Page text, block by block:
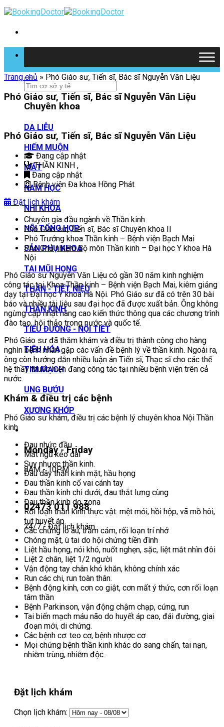
Skip
to
Chuyên khoa
DA LIỄU
HIẾM MUỘN
MẮT
NAM HỌC
NHI KHOA
NỘI TỔNG HỢP
SẢN PHỤ KHOA
TAI MŨI HỌNG
THẬN - TIẾT NIỆU
THẦN KINH
TIỂU ĐƯỜNG - NỘI TIẾT
TIÊU HÓA
TIM MẠCH
UNG BƯỚU
XƯƠNG KHỚP
Monday - Friday
8AM - 10PM
02473 011 988
24/7 - Đặt lịch khám
Trang chủ » Phó Giáo sư, Tiến sĩ, Bác sĩ Nguyễn Văn Liệu
Phó Giáo sư, Tiến sĩ, Bác sĩ Nguyễn Văn Liệu
Phó Giáo sư, Tiến sĩ, Bác sĩ Nguyễn Văn Liệu
Đang cập nhật
THẦN KINH ,
Đang cập nhật
Bệnh viện Đa khoa Hồng Phát
Đặt lịch khám
Chuyên gia đầu ngành về Thần kinh
Phó Giáo sư, Tiến sĩ, Bác sĩ Chuyên khoa II
Phó Trưởng khoa Thần kinh – Bệnh viện Bạch Mai
Phó Chủ nhiệm Bộ môn Thần kinh – Đại học Y khoa Hà
Nội
Phó Giáo sư Nguyễn Văn Liệu có gần 30 năm kinh nghiệm
công tác tại Khoa Thần kinh – Bệnh viện Bạch Mai, kiêm giảng
dạy tại Đại học Y khoa Hà Nội. Phó Giáo sư đã có trên 30 bài
báo và nhiều tài liệu sau đại học đã được xuất bản. Ông không
ngừng cập nhật nâng cao kiến thức thông qua các chương trình
đào tạo, hội thảo trong nước và quốc tế.
Phó Giáo sư đã thăm khám và điều trị thành công cho hàng
nghìn bệnh nhân gặp các vấn đề bệnh lý về thần kinh. Ngoài ra,
ông còn hướng dẫn nhiều luận án Tiến sĩ, Thạc sĩ cho các thế
hệ thầy thuốc hiện đang công tác tại nhiều bệnh viện trên cả
nước.
Khám & điều trị các bệnh
Phó Giáo sư khám, điều trị các bệnh lý chuyên khoa Nội Thần
kinh
Đau nhức đầu
Mất ngủ kéo dài
Suy nhược thần kinh.
Đau dây thần kinh mặt, hầu họng
Đau thần kinh cổ vai cánh tay
Đau thần kinh chi dưới, đau thắt lưng cùng
Đau thần kinh do zona
Rối loạn thần kinh thực vật: mệt mỏi, hồi hộp, vã mồ hôi,
tụt huyết áp
Các chứng lo âu, trầm cảm, rối loạn trí nhớ
Chóng mặt, ù tai do hội chứng tiền đình
Liệt hầu họng, nói khó, nuốt nghẹn, sặc, liệt mắt nhìn đôi
Liệt 2 chân, liệt 1/2 người
Vận động tay chân khó khăn, không chính xác
Run các chi, run toàn thân.
Bệnh động kinh, cơn co giật, cơn mất ý thức, cơn rối loạn
tâm thần
Bệnh Parkinson, vận động chậm chạp, cứng, run
Tai biến mạch máu não do huyết áp cao, đái đường, giai
đoạn mới, di chứng.
Các bệnh cơ: teo cơ, bệnh nhược cơ
Mọi chứng bệnh thần kinh khác do sang chấn, tai nạn,
nhiễm trùng, nhiễm độc.
Đặt lịch khám
Chọn lịch khám: